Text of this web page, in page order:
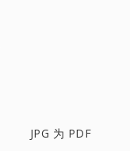
JPG 为 PDF